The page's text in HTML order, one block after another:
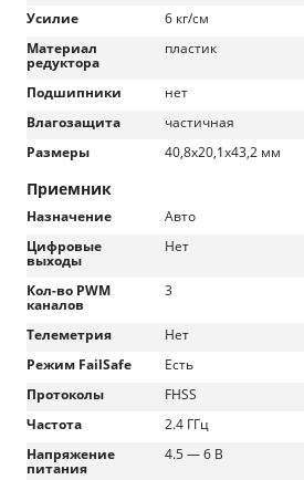
Усилие
6 кг/см
Материал
редуктора
пластик
Подшипники
нет
Влагозащита
частичная
Размеры
40,8x20,1x43,2 мм
Приемник
Назначение
Авто
Цифровые
выходы
Нет
Кол-во PWM
каналов
3
Телеметрия
Нет
Режим FailSafe
Есть
Протоколы
FHSS
Частота
2.4 ГГц
Напряжение
питания
4.5 — 6 В